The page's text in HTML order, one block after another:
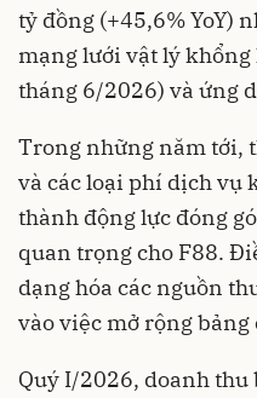
tỷ đồng (+45,6% YoY)
mạng lưới vật lý
tháng 6/2026) và ứng
Trong những năm tới,
và các loại phí dịch vụ
thành động lực đóng
quan trọng cho F88.
dạng hóa các nguồn
vào việc mở rộng
Quý I/2026, doanh thu